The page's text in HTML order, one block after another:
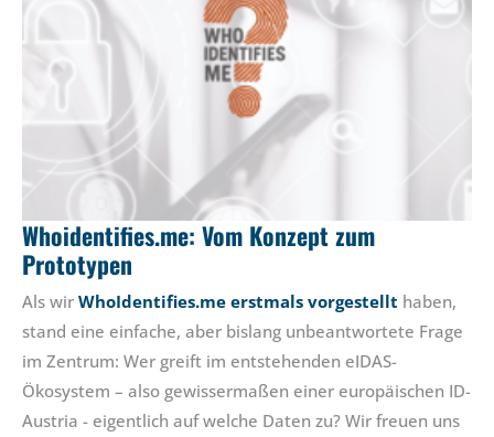
Whoidentifies.me: Vom Konzept zum
Prototypen
Als wir WhoIdentifies.me erstmals vorgestellt haben,
stand eine einfache, aber bislang unbeantwortete Frage
im Zentrum: Wer greift im entstehenden eIDAS-
Ökosystem – also gewissermaßen einer europäischen ID-
Austria - eigentlich auf welche Daten zu? Wir freuen uns